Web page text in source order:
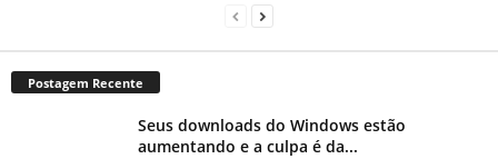
Postagem Recente
Seus downloads do Windows estão
aumentando e a culpa é da...